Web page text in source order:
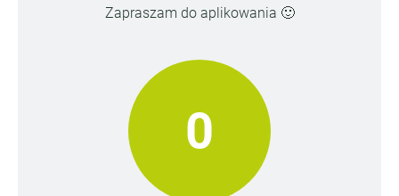
Zapraszam do aplikowania 🙂
0